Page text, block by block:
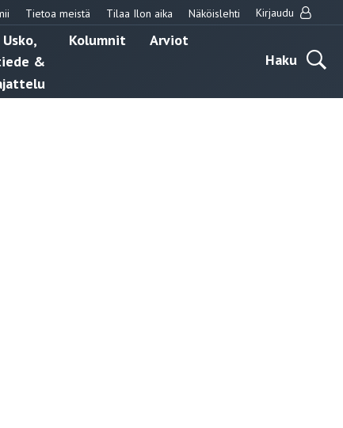
Tietoa meistä Tilaa Ilon aika Näköislehti Kirjaudu
Usko,
&
Kolumnit
Arviot
Haku